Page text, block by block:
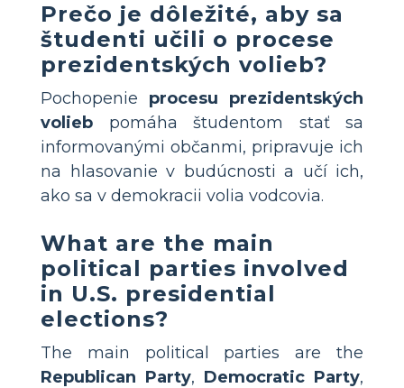
Prečo je dôležité, aby sa
študenti učili o procese
prezidentských volieb?
Pochopenie procesu prezidentských
volieb pomáha študentom stať sa
informovanými občanmi, pripravuje ich
na hlasovanie v budúcnosti a učí ich,
ako sa v demokracii volia vodcovia.
What are the main
political parties involved
in U.S. presidential
elections?
The main political parties are the
Republican Party, Democratic Party,